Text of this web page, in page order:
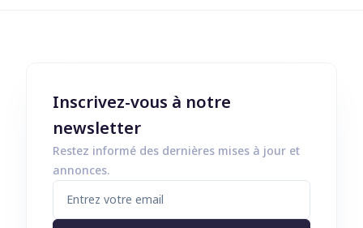
Inscrivez-vous à notre
newsletter
Restez informé des dernières mises à jour et
annonces.